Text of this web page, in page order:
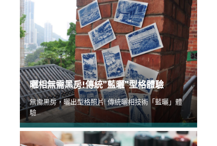
曬相無需黑房!傳統”藍曬”型格體驗
無需黑房，曬出型格照片! 傳統曬相技術「藍曬」體
驗...